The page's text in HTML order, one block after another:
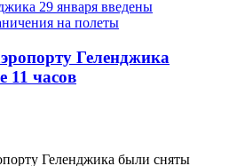
Геленджика
11 часов
Геленджика были сняты